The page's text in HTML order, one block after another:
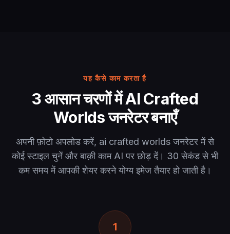
यह कैसे काम करता है
3 आसान चरणों में AI Crafted
Worlds जनरेटर बनाएँ
अपनी फ़ोटो अपलोड करें, ai crafted worlds जनरेटर में से
कोई स्टाइल चुनें और बाक़ी काम AI पर छोड़ दें। 30 सेकंड से भी
कम समय में आपकी शेयर करने योग्य इमेज तैयार हो जाती है।
1